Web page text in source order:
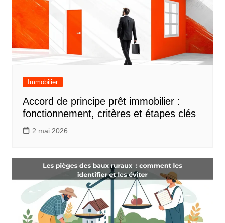
Immobilier
Accord de principe prêt immobilier :
fonctionnement, critères et étapes clés
2 mai 2026